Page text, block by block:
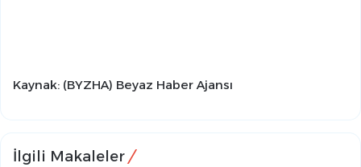
Kaynak: (BYZHA) Beyaz Haber Ajansı
İlgili Makaleler